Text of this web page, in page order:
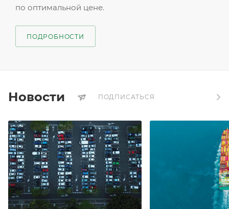
по оптимальной цене.
ПОДРОБНОСТИ
Новости ПОДПИСАТЬСЯ